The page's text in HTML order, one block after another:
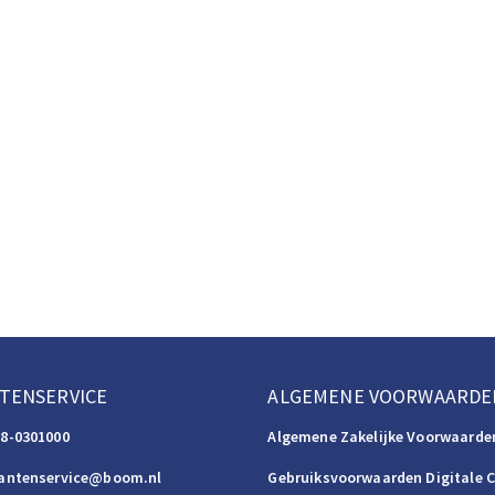
0301000
ALGEMENE
Algemene Zakelijke
Gebruiksvoorwaarden Digitale